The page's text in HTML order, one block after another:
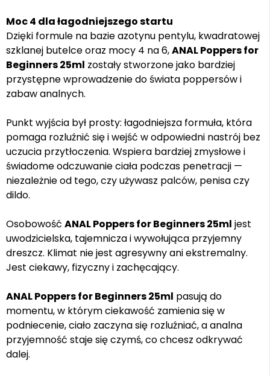
Moc 4 dla łagodniejszego startu
Dzięki formule na bazie azotynu pentylu, kwadratowej
szklanej butelce oraz mocy 4 na 6,ANAL Poppers for
Beginners 25ml zostały stworzone jako bardziej
przystępne wprowadzenie do świata poppersów i
zabaw analnych.
Punkt wyjścia był prosty: łagodniejsza formuła, która
pomaga rozluźnić się i wejść w odpowiedni nastrój bez
uczucia przytłoczenia. Wspiera bardziej zmysłowe i
świadome odczuwanie ciała podczas penetracji —
niezależnie od tego, czy używasz palców, penisa czy
dildo.
Osobowość ANAL Poppers for Beginners 25ml jest
uwodzicielska, tajemnicza i wywołująca przyjemny
dreszcz. Klimat nie jest agresywny ani ekstremalny.
Jest ciekawy, fizyczny i zachęcający.
ANAL Poppers for Beginners 25ml pasują do
momentu, w którym ciekawość zamienia się w
podniecenie, ciało zaczyna się rozluźniać, a analna
przyjemność staje się czymś, co chcesz odkrywać
dalej.